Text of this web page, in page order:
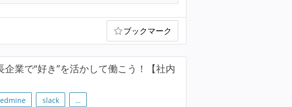
ブックマーク
企業で“好き”を活かして働こう！【社内
slack …